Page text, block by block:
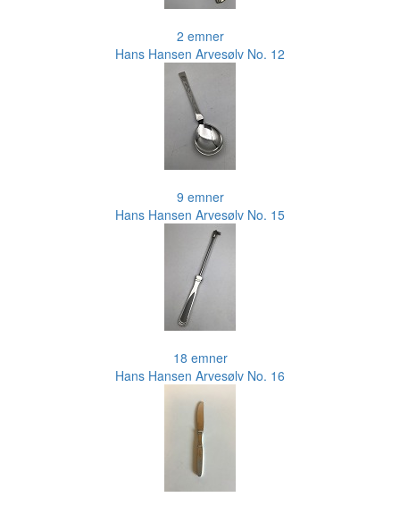
2 emner
Hans Hansen Arvesølv No. 12
9 emner
Hans Hansen Arvesølv No. 15
18 emner
Hans Hansen Arvesølv No. 16